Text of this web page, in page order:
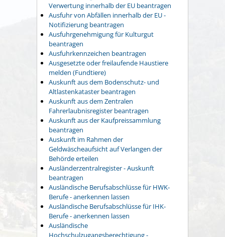
Verwertung innerhalb der EU beantragen
Ausfuhr von Abfällen innerhalb der EU -
Notifizierung beantragen
Ausfuhrgenehmigung für Kulturgut
beantragen
Ausfuhrkennzeichen beantragen
Ausgesetzte oder freilaufende Haustiere
melden (Fundtiere)
Auskunft aus dem Bodenschutz- und
Altlastenkataster beantragen
Auskunft aus dem Zentralen
Fahrerlaubnisregister beantragen
Auskunft aus der Kaufpreissammlung
beantragen
Auskunft im Rahmen der
Geldwäscheaufsicht auf Verlangen der
Behörde erteilen
Ausländerzentralregister - Auskunft
beantragen
Ausländische Berufsabschlüsse für HWK-
Berufe - anerkennen lassen
Ausländische Berufsabschlüsse für IHK-
Berufe - anerkennen lassen
Ausländische
Hochschulzugangsberechtigung -